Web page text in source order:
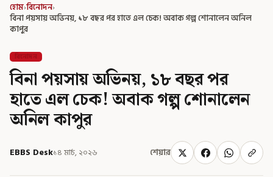
হোম›বিনোদন›
বিনা পয়সায় অভিনয়, ১৮ বছর পর হাতে এল চেক! অবাক গল্প শোনালেন অনিল
কাপুর
বিনোদন
বিনা পয়সায় অভিনয়, ১৮ বছর পর
হাতে এল চেক! অবাক গল্প শোনালেন
অনিল কাপুর
EBBS Desk১৪ মার্চ, ২০২৬ শেয়ার